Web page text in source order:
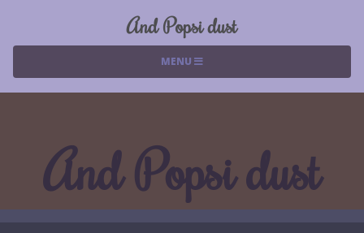
And Popsi dust
MENU
And Popsi dust